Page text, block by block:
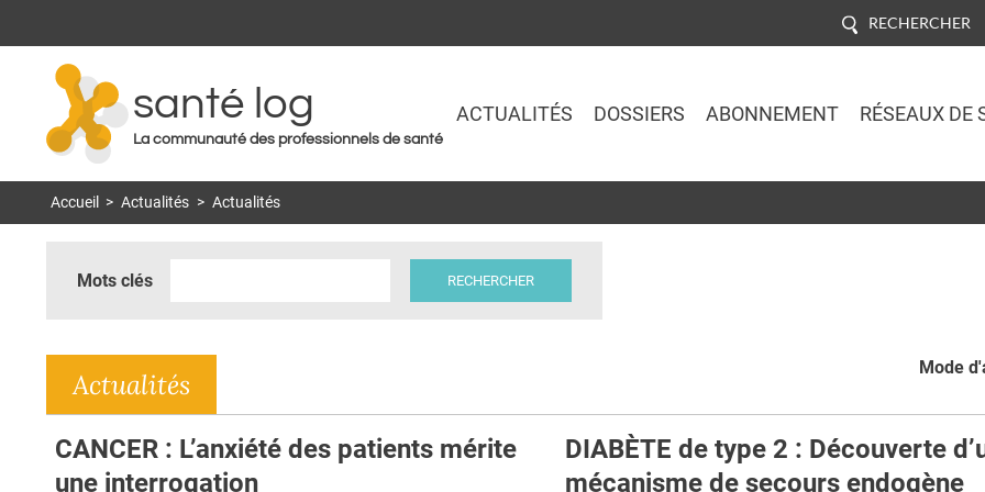
RECHERCHER
santé log
La communauté des professionnels de santé
ACTUALITÉS DOSSIERS ABONNEMENT RÉSEAUX DE
Accueil > Actualités > Actualités
Mots clés
Mode
Actualités
CANCER : L’anxiété des patients mérite
une interrogation
DIABÈTE de type 2 : Découverte
mécanisme de secours endogène